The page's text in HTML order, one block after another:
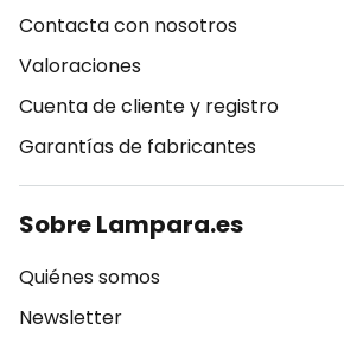
Contacta con nosotros
Valoraciones
Cuenta de cliente y registro
Garantías de fabricantes
Sobre Lampara.es
Quiénes somos
Newsletter